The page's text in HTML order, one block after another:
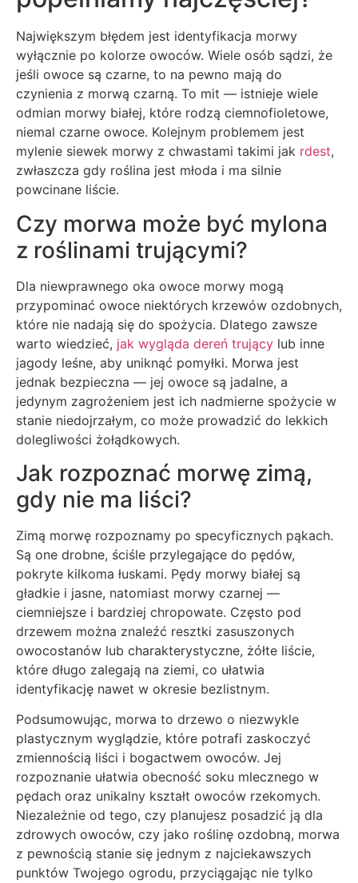
Największym błędem jest identyfikacja morwy
wyłącznie po kolorze owoców. Wiele osób sądzi, że
jeśli owoce są czarne, to na pewno mają do
czynienia z morwą czarną. To mit — istnieje wiele
odmian morwy białej, które rodzą ciemnofioletowe,
niemal czarne owoce. Kolejnym problemem jest
mylenie siewek morwy z chwastami takimi jak rdest,
zwłaszcza gdy roślina jest młoda i ma silnie
powcinane liście.
Czy morwa może być mylona
z roślinami trującymi?
Dla niewprawnego oka owoce morwy mogą
przypominać owoce niektórych krzewów ozdobnych,
które nie nadają się do spożycia. Dlatego zawsze
warto wiedzieć, jak wygląda dereń trujący lub inne
jagody leśne, aby uniknąć pomyłki. Morwa jest
jednak bezpieczna — jej owoce są jadalne, a
jedynym zagrożeniem jest ich nadmierne spożycie w
stanie niedojrzałym, co może prowadzić do lekkich
dolegliwości żołądkowych.
Jak rozpoznać morwę zimą,
gdy nie ma liści?
Zimą morwę rozpoznamy po specyficznych pąkach.
Są one drobne, ściśle przylegające do pędów,
pokryte kilkoma łuskami. Pędy morwy białej są
gładkie i jasne, natomiast morwy czarnej —
ciemniejsze i bardziej chropowate. Często pod
drzewem można znaleźć resztki zasuszonych
owocostanów lub charakterystyczne, żółte liście,
które długo zalegają na ziemi, co ułatwia
identyfikację nawet w okresie bezlistnym.
Podsumowując, morwa to drzewo o niezwykle
plastycznym wyglądzie, które potrafi zaskoczyć
zmiennością liści i bogactwem owoców. Jej
rozpoznanie ułatwia obecność soku mlecznego w
pędach oraz unikalny kształt owoców rzekomych.
Niezależnie od tego, czy planujesz posadzić ją dla
zdrowych owoców, czy jako roślinę ozdobną, morwa
z pewnością stanie się jednym z najciekawszych
punktów Twojego ogrodu, przyciągając nie tylko